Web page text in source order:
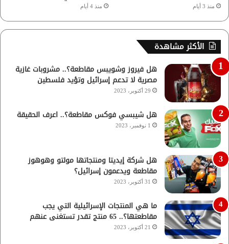
منذ 3 أيام منذ 4 أيام
الأكثر مشاهدة
هل فيروز وشويبس مقاطعة؟.. مشروبات غازية
مصرية لا تدعم إسرائيل وتؤيد فلسطين
29 أكتوبر، 2023
هل شيبسي فوكس مقاطعة؟.. اعرف الحقيقة
1 نوفمبر، 2023
هل شركة إيديتا ومنتجاتها مولتو وهوهوز
مقاطعة ويدعمون إسرائيل؟
31 أكتوبر، 2023
ما هي المنتجات الإسرائيلية التي يجب
مقاطعتها؟.. 65 منتج تقدر تستغنى عنهم
21 أكتوبر، 2023